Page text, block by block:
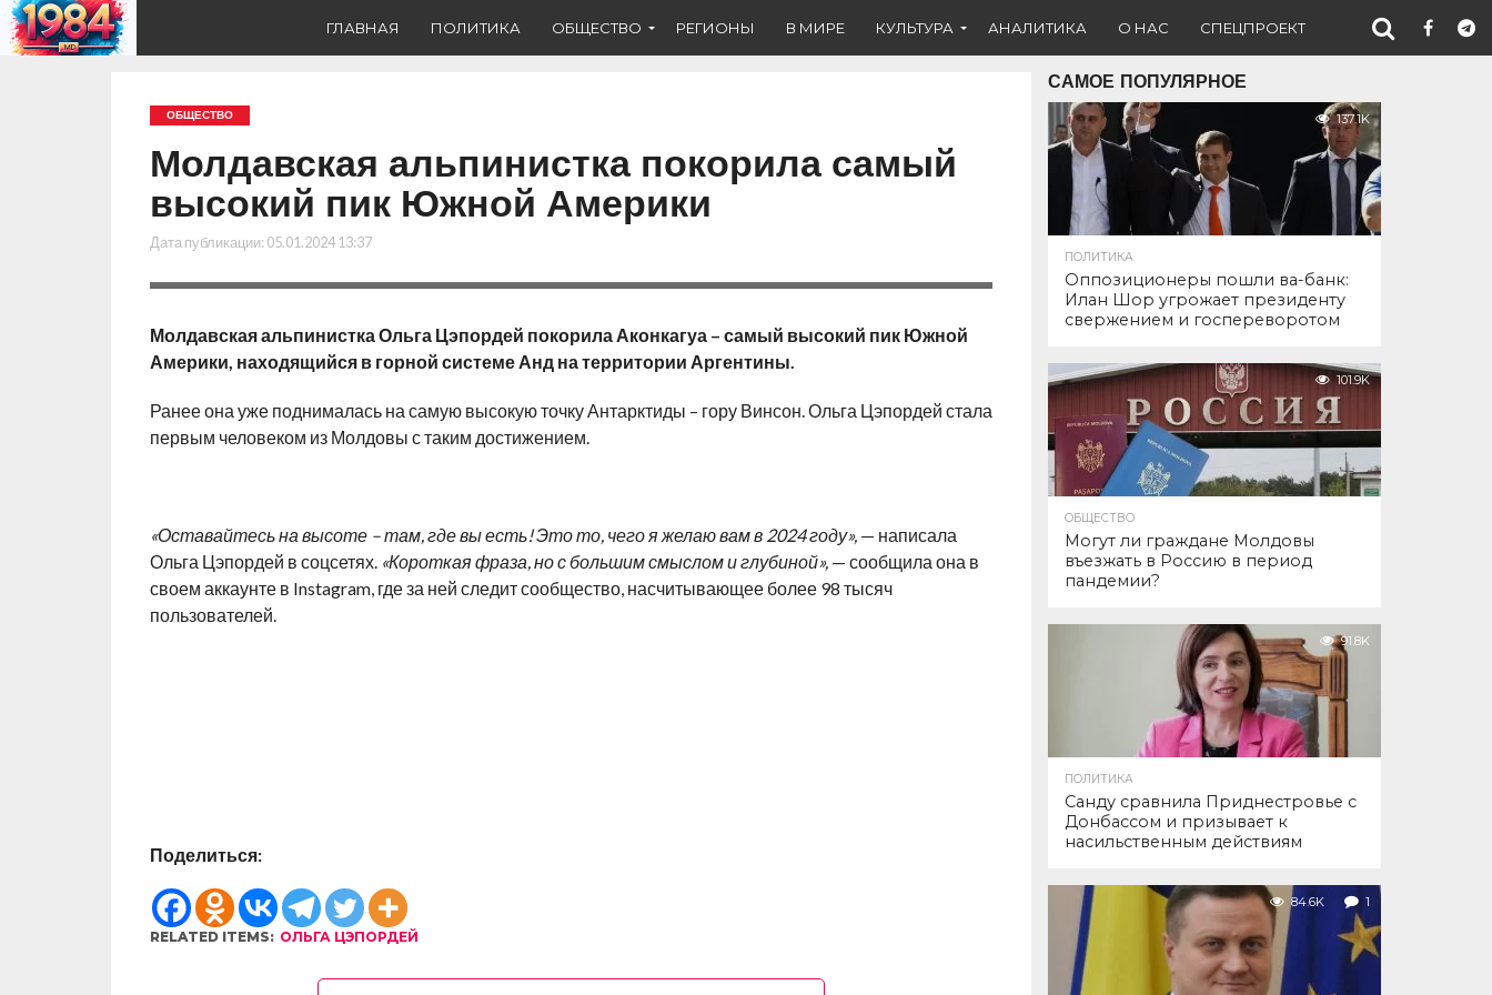
ГЛАВНАЯ ПОЛИТИКА ОБЩЕСТВО РЕГИОНЫ В МИРЕ КУЛЬТУРА АНАЛИТИКА О НАС СПЕЦПРОЕКТ
ОБЩЕСТВО
Молдавская альпинистка покорила самый
высокий пик Южной Америки
Дата публикации: 05.01.2024 13:37
Молдавская альпинистка Ольга Цэпордей покорила Аконкагуа – самый высокий пик Южной
Америки, находящийся в горной системе Анд на территории Аргентины.
Ранее она уже поднималась на самую высокую точку Антарктиды – гору Винсон. Ольга Цэпордей стала
первым человеком из Молдовы с таким достижением.
«Оставайтесь на высоте – там, где вы есть! Это то, чего я желаю вам в 2024 году»,— написала
Ольга Цэпордей в соцсетях. «Короткая фраза, но с большим смыслом и глубиной»,— сообщила она в
своем аккаунте в Instagram, где за ней следит сообщество, насчитывающее более 98 тысяч
пользователей.
Поделиться:
RELATED ITEMS: ОЛЬГА ЦЭПОРДЕЙ
САМОЕ ПОПУЛЯРНОЕ
137.1K
ПОЛИТИКА
Оппозиционеры пошли ва-банк:
Илан Шор угрожает президенту
свержением и госпереворотом
101.9K
ОБЩЕСТВО
Могут ли граждане Молдовы
въезжать в Россию в период
пандемии?
91.8K
ПОЛИТИКА
Санду сравнила Приднестровье с
Донбассом и призывает к
насильственным действиям
84.6K 1